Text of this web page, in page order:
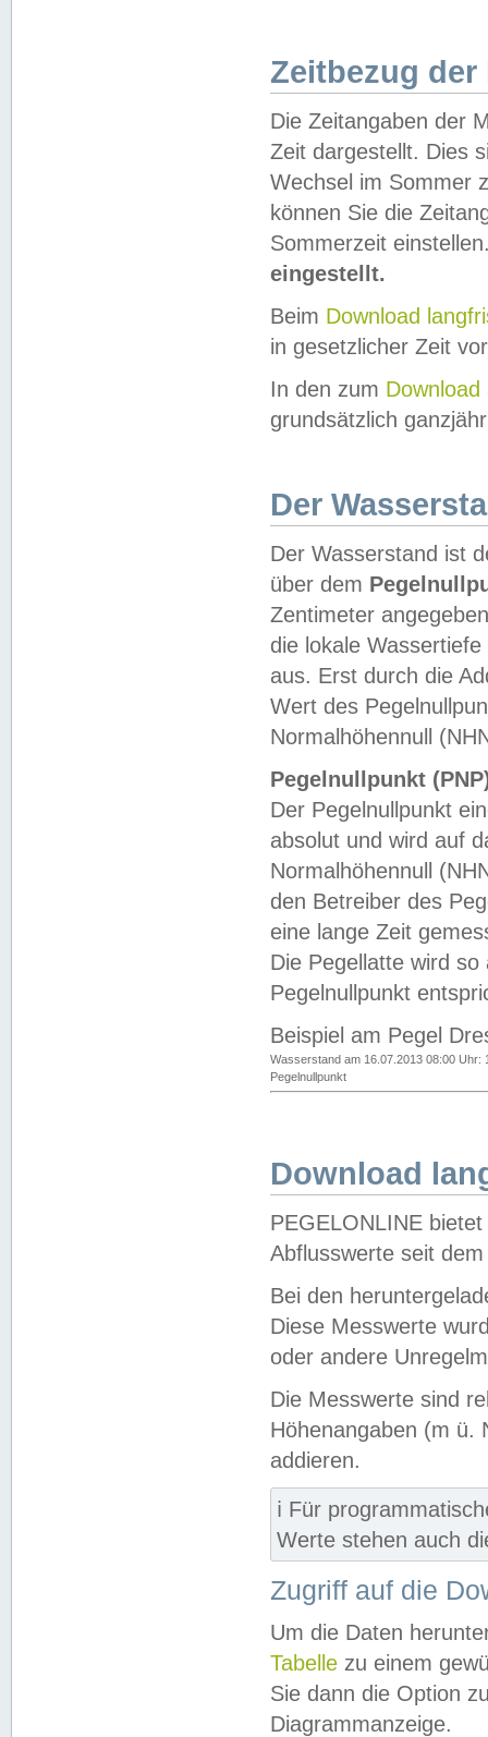
Zeitbezug der
Die Zeitangaben der
Zeit dargestellt. Dies
Wechsel im Sommer
können Sie die
Sommerzeit
eingestellt.
Beim Download
in gesetzlicher Zeit
In den zum Download
grundsätzlich
Der
Der Wasserstand ist
über dem
Zentimeter
die lokale
aus. Erst durch die
Wert des
Normalhöhennull
Pegelnullpunkt
Der Pegelnullpunkt
absolut und wird auf
Normalhöhennull
den Betreiber des
eine lange Zeit
Die Pegellatte wird
Pegelnullpunkt
Beispiel am Pegel
Wasserstand am 16.07.2013 08:00 Uhr:
Pegelnullpunkt
Download
PEGELONLINE
Abflusswerte seit
Bei den
Diese Messwerte
oder andere
Die Messwerte sind
Höhenangaben (m ü.
addieren.
ℹ️ Für
Werte stehen auch
Zugriff auf die
Um die Daten
Tabelle zu einem
Sie dann die Option
Diagrammanzeige.